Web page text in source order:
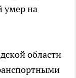
умер на
области